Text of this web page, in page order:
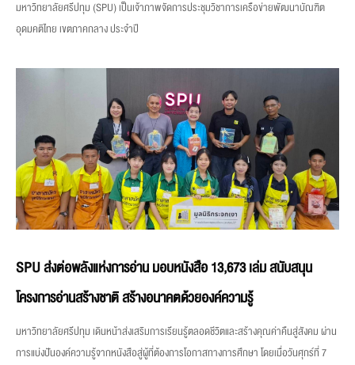
มหาวิทยาลัยศรีปทุม (SPU) เป็นเจ้าภาพจัดการประชุมวิชาการเครือข่ายพัฒนาบัณฑิต
อุดมคติไทย เขตภาคกลาง ประจำปี
SPU ส่งต่อพลังแห่งการอ่าน มอบหนังสือ 13,673 เล่ม สนับสนุน
โครงการอ่านสร้างชาติ สร้างอนาคตด้วยองค์ความรู้
มหาวิทยาลัยศรีปทุม เดินหน้าส่งเสริมการเรียนรู้ตลอดชีวิตและสร้างคุณค่าคืนสู่สังคม ผ่าน
การแบ่งปันองค์ความรู้จากหนังสือสู่ผู้ที่ต้องการโอกาสทางการศึกษา โดยเมื่อวันศุกร์ที่ 7